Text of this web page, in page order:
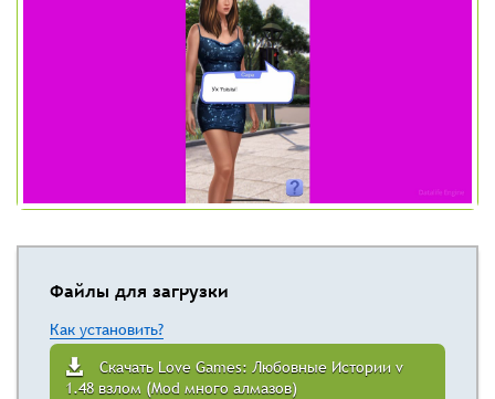
Файлы для загрузки
Как установить?
Скачать Love Games: Любовные Истории v
1.48 взлом (Mod много алмазов)